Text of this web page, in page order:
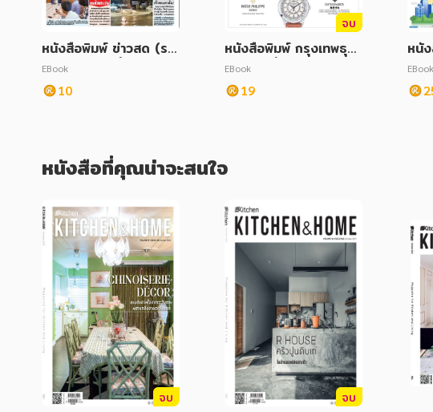
หนังสือพิมพ์ ข่าวสด (รา
ยวัน) ฉบับวันที่ 09 กันย
ายน 2568
EBook
10
จบ
หนังสือพิมพ์ กรุงเทพธุรกิ
จ วันพุธที่ 04 ตุลาคม 2
566
EBook
19
หนั
รกิ
คม
EBook
หนังสือที่คุณน่าจะสนใจ
จบ จบ